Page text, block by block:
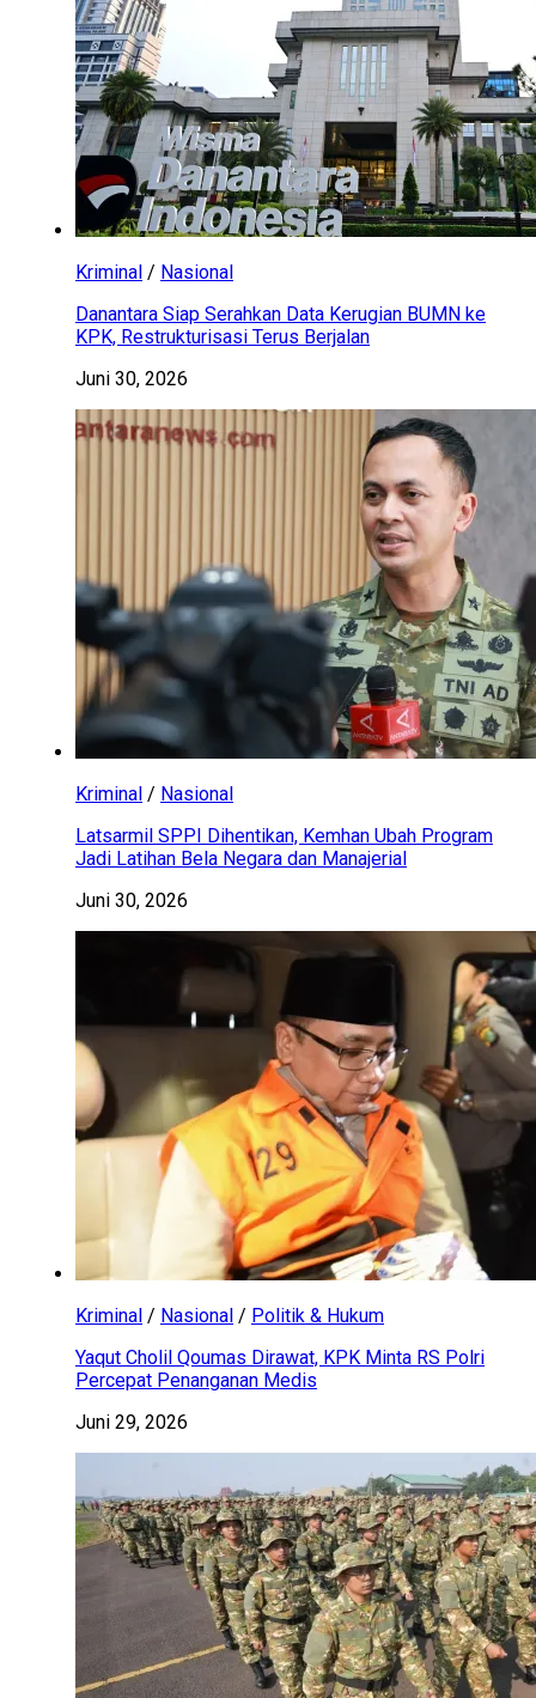
Kriminal / Nasional
Danantara Siap Serahkan Data Kerugian BUMN ke
KPK, Restrukturisasi Terus Berjalan
Juni 30, 2026
Kriminal / Nasional
Latsarmil SPPI Dihentikan, Kemhan Ubah Program
Jadi Latihan Bela Negara dan Manajerial
Juni 30, 2026
Kriminal / Nasional / Politik & Hukum
Yaqut Cholil Qoumas Dirawat, KPK Minta RS Polri
Percepat Penanganan Medis
Juni 29, 2026